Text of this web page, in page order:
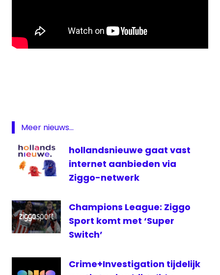
Radio
Vision
RTBF
RTBF
televisie
Meer nieuws...
hollandsnieuwe gaat vast
internet aanbieden via
Ziggo-netwerk
Champions League: Ziggo
Sport komt met ‘Super
Switch’
Crime+Investigation tijdelijk